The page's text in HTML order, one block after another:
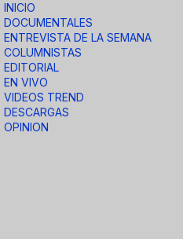
INICIO
DOCUMENTALES
ENTREVISTA DE LA SEMANA
COLUMNISTAS
EDITORIAL
EN VIVO
VIDEOS TREND
DESCARGAS
OPINION